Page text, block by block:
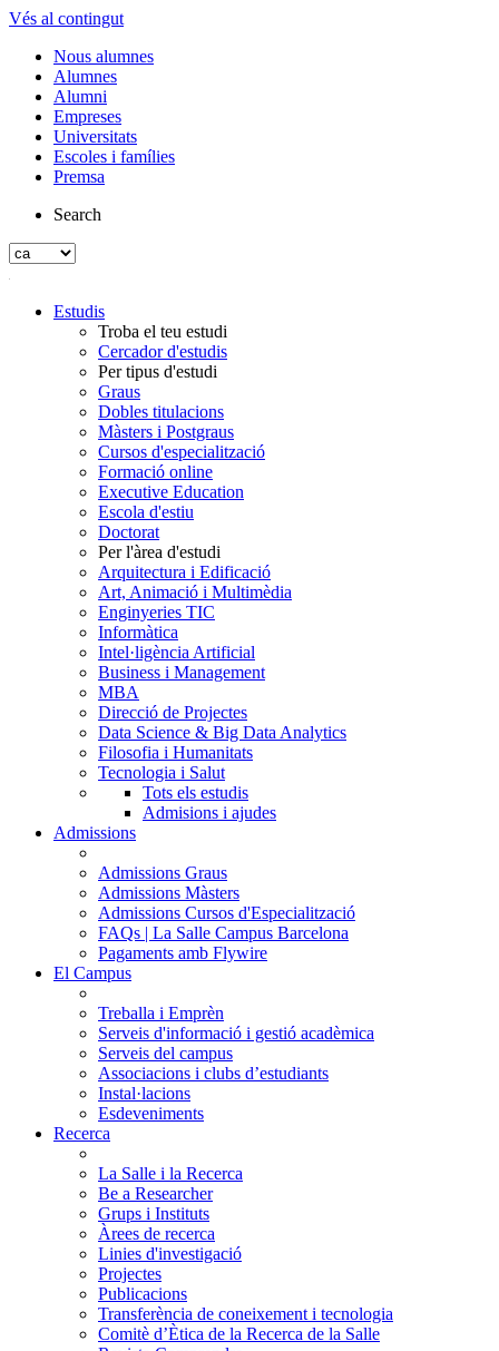
Vés al contingut
Nous alumnes
Alumnes
Alumni
Empreses
Universitats
Escoles i famílies
Premsa
Search
Estudis
Troba el teu estudi
Cercador d'estudis
Per tipus d'estudi
Graus
Dobles titulacions
Màsters i Postgraus
Cursos d'especialització
Formació online
Executive Education
Escola d'estiu
Doctorat
Per l'àrea d'estudi
Arquitectura i Edificació
Art, Animació i Multimèdia
Enginyeries TIC
Informàtica
Intel·ligència Artificial
Business i Management
MBA
Direcció de Projectes
Data Science & Big Data Analytics
Filosofia i Humanitats
Tecnologia i Salut
Tots els estudis
Admisions i ajudes
Admissions
Admissions Graus
Admissions Màsters
Admissions Cursos d'Especialització
FAQs | La Salle Campus Barcelona
Pagaments amb Flywire
El Campus
Treballa i Emprèn
Serveis d'informació i gestió acadèmica
Serveis del campus
Associacions i clubs d’estudiants
Instal·lacions
Esdeveniments
Recerca
La Salle i la Recerca
Be a Researcher
Grups i Instituts
Àrees de recerca
Linies d'investigació
Projectes
Publicacions
Transferència de coneixement i tecnologia
Comitè d’Ètica de la Recerca de la Salle